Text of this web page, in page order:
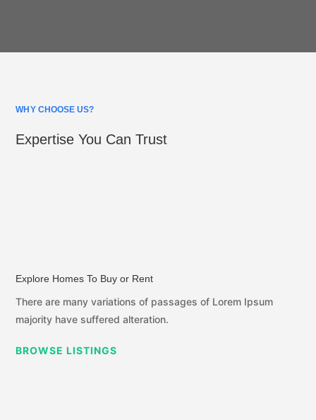
WHY CHOOSE US?
Expertise You Can Trust
Explore Homes To Buy or Rent
There are many variations of passages of Lorem Ipsum
majority have suffered alteration.
BROWSE LISTINGS